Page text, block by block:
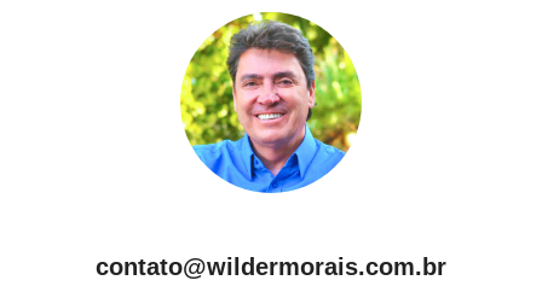
contato@wildermorais.com.br